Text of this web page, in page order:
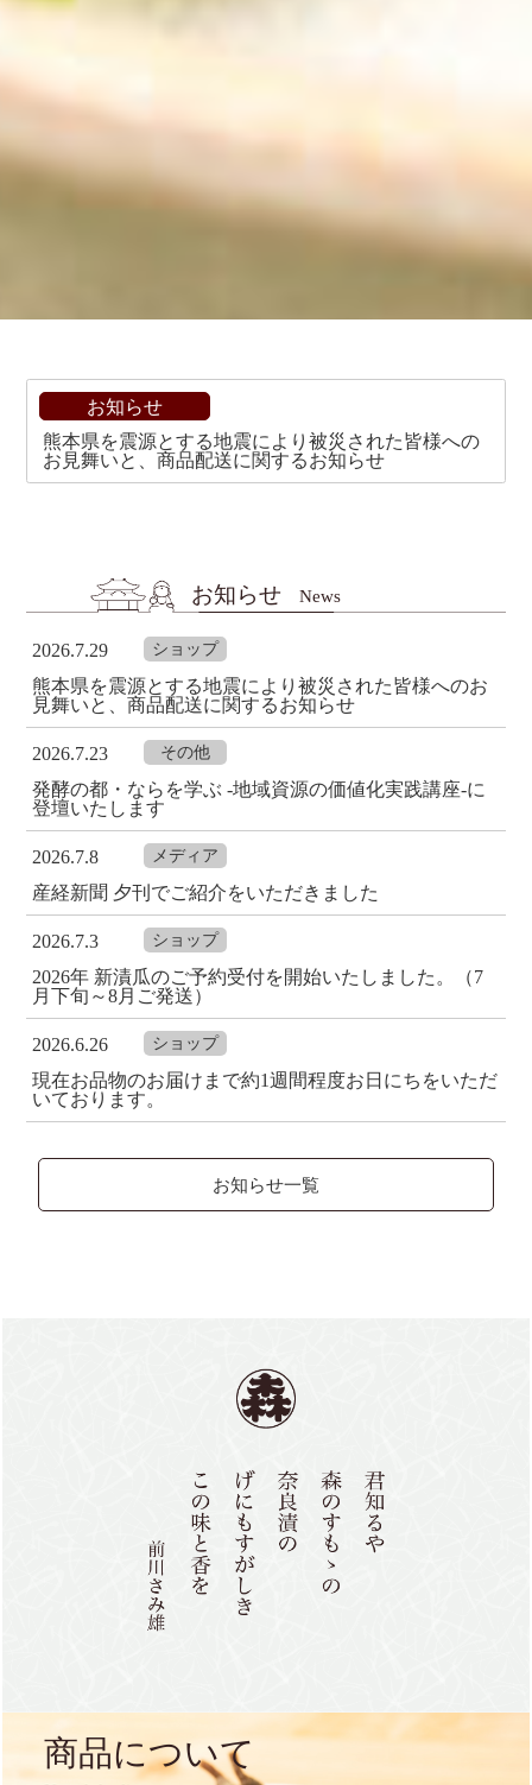
お知らせ
熊本県を震源とする地震により被災された皆様への
お見舞いと、商品配送に関するお知らせ
お知らせ News
2026.7.29 ショップ
熊本県を震源とする地震により被災された皆様へのお
見舞いと、商品配送に関するお知らせ
2026.7.23 その他
発酵の都・ならを学ぶ -地域資源の価値化実践講座-に
登壇いたします
2026.7.8 メディア
産経新聞 夕刊でご紹介をいただきました
2026.7.3 ショップ
2026年 新漬瓜のご予約受付を開始いたしました。（7
月下旬～8月ご発送）
2026.6.26 ショップ
現在お品物のお届けまで約1週間程度お日にちをいただ
いております。
お知らせ一覧
商品について